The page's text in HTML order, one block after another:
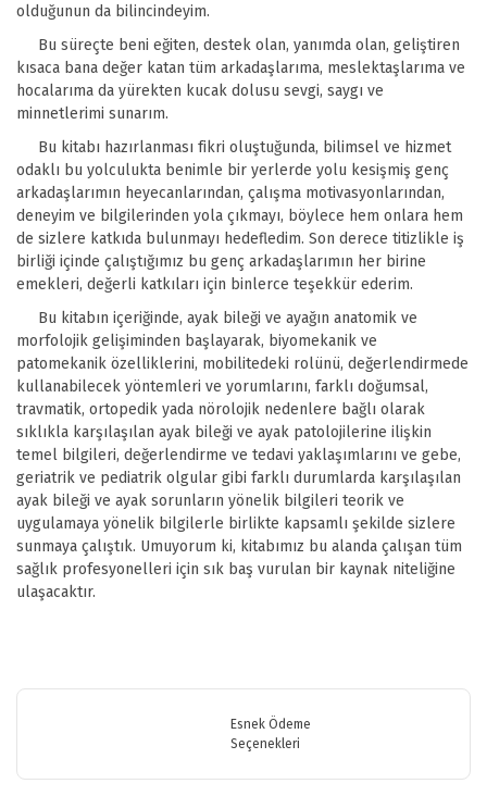
olduğunun da bilincindeyim.
Bu süreçte beni eğiten, destek olan, yanımda olan, geliştiren
kısaca bana değer katan tüm arkadaşlarıma, meslektaşlarıma ve
hocalarıma da yürekten kucak dolusu sevgi, saygı ve
minnetlerimi sunarım.
Bu kitabı hazırlanması fikri oluştuğunda, bilimsel ve hizmet
odaklı bu yolculukta benimle bir yerlerde yolu kesişmiş genç
arkadaşlarımın heyecanlarından, çalışma motivasyonlarından,
deneyim ve bilgilerinden yola çıkmayı, böylece hem onlara hem
de sizlere katkıda bulunmayı hedefledim. Son derece titizlikle iş
birliği içinde çalıştığımız bu genç arkadaşlarımın her birine
emekleri, değerli katkıları için binlerce teşekkür ederim.
Bu kitabın içeriğinde, ayak bileği ve ayağın anatomik ve
morfolojik gelişiminden başlayarak, biyomekanik ve
patomekanik özelliklerini, mobilitedeki rolünü, değerlendirmede
kullanabilecek yöntemleri ve yorumlarını, farklı doğumsal,
travmatik, ortopedik yada nörolojik nedenlere bağlı olarak
sıklıkla karşılaşılan ayak bileği ve ayak patolojilerine ilişkin
temel bilgileri, değerlendirme ve tedavi yaklaşımlarını ve gebe,
geriatrik ve pediatrik olgular gibi farklı durumlarda karşılaşılan
ayak bileği ve ayak sorunların yönelik bilgileri teorik ve
uygulamaya yönelik bilgilerle birlikte kapsamlı şekilde sizlere
sunmaya çalıştık. Umuyorum ki, kitabımız bu alanda çalışan tüm
sağlık profesyonelleri için sık baş vurulan bir kaynak niteliğine
ulaşacaktır.
Bu ürüne ilk yorumu siz yapın!
Görüş ve önerileriniz için teşekkür ederiz.
Ürün resmi kalitesiz, bozuk veya görüntülenemiyor.
Esnek Ödeme
Seçenekleri